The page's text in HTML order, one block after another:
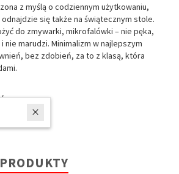
z myślą o codziennym użytkowaniu,
się także na świątecznym stole.
do zmywarki, mikrofalówki – nie pęka,
nie marudzi. Minimalizm w najlepszym
bez zdobień, za to z klasą, która
interesują się